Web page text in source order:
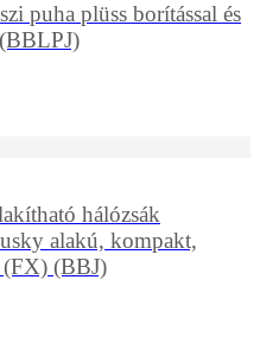
puha plüss borítással és
hálózsák
alakú, kompakt,
(FX) (BBJ)